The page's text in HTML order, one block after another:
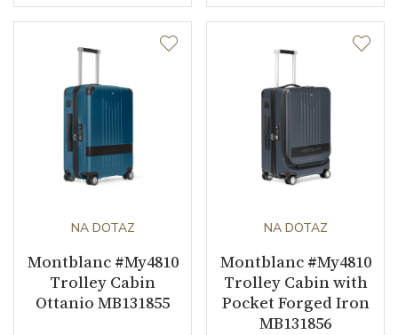
NA DOTAZ
Montblanc #My4810
Trolley Cabin
Ottanio MB131855
NA DOTAZ
Montblanc #My4810
Trolley Cabin with
Pocket Forged Iron
MB131856